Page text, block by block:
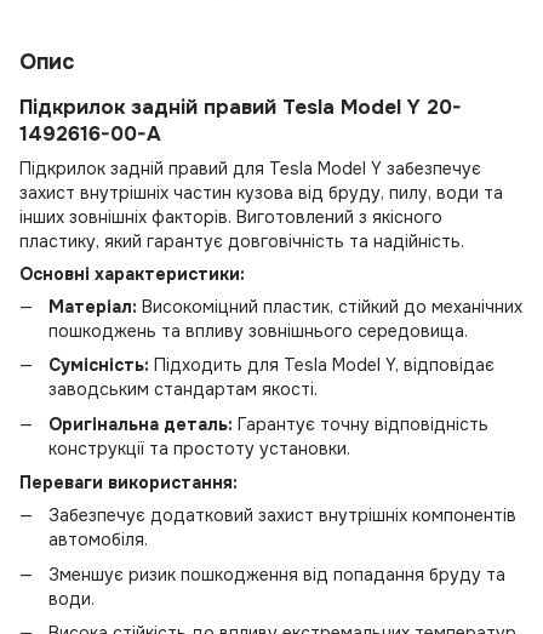
Опис
Підкрилок задній правий Tesla Model Y 20-
1492616-00-A
Підкрилок задній правий для Tesla Model Y забезпечує
захист внутрішніх частин кузова від бруду, пилу, води та
інших зовнішніх факторів. Виготовлений з якісного
пластику, який гарантує довговічність та надійність.
Основні характеристики:
Матеріал: Високоміцний пластик, стійкий до механічних
пошкоджень та впливу зовнішнього середовища.
Сумісність: Підходить для Tesla Model Y, відповідає
заводським стандартам якості.
Оригінальна деталь: Гарантує точну відповідність
конструкції та простоту установки.
Переваги використання:
Забезпечує додатковий захист внутрішніх компонентів
автомобіля.
Зменшує ризик пошкодження від попадання бруду та
води.